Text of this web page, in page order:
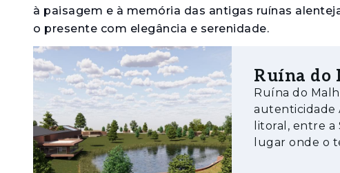
à paisagem e à memória das antigas ruínas
o presente com elegância e serenidade.
Aqui, cada espaço foi desenhado para
perfeito entre autenticidade e sofisticação. O
design contemporâneo, criando uma atmosfera
Principais destaques
• Localização privilegiada — entre Melides,
Ruína do
Ruína do Malhadal Entre a serra e o mar, um
autenticidade A Ruína do Malhadal nasce no coração do Alentejo
litoral, entre
lugar onde o